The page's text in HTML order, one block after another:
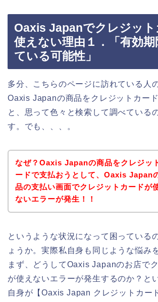
Oaxis Japanでクレジッ
使えない理由１．「有効
ている可能性」
多分、こちらのページに訪れている人
Oaxis Japanの商品をクレジットカード
と、思って色々と検索して調べている
す。でも、、、。
なぜ？Oaxis Japanの商品をクレジッ
ードで支払おうとして、Oaxis Japan
品の支払い画面でクレジットカードが
ないエラーが発生！！
というような状況になって困っている
ょうか。実際私自身も同じような悩み
まず、どうしてOaxis Japanのお店で
が使えないエラーが発生するのか？と
自身が【Oaxis Japan クレジットカー